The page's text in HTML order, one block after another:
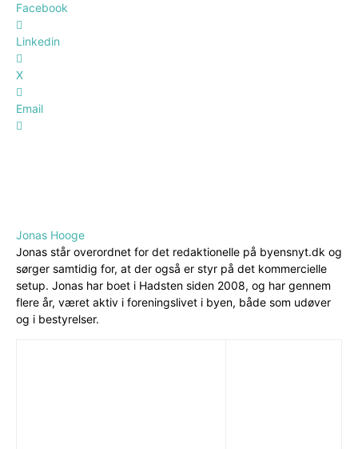
Facebook
Linkedin
X
Email
Jonas Hooge
Jonas står overordnet for det redaktionelle på byensnyt.dk og
sørger samtidig for, at der også er styr på det kommercielle
setup. Jonas har boet i Hadsten siden 2008, og har gennem
flere år, været aktiv i foreningslivet i byen, både som udøver
og i bestyrelser.